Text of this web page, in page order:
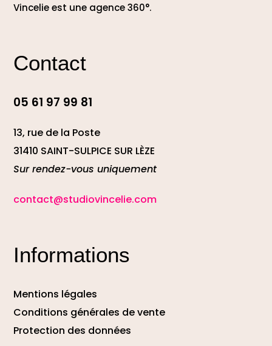
Vincelie est une agence 360°.
Contact
05 61 97 99 81
13, rue de la Poste
31410 SAINT-SULPICE SUR LÈZE
Sur rendez-vous uniquement
contact@studiovincelie.com
Informations
Mentions légales
Conditions générales de vente
Protection des données